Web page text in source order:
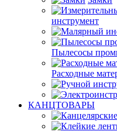
инструмент
Пылесосы
Расходные
КАНЦТОВАРЫ